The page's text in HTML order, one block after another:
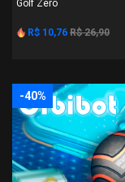
Golf Zero
R$ 10,76 R$ 26,90
-40%